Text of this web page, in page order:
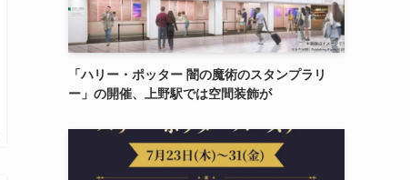
「ハリー・ポッター 闇の魔術のスタンプラリ
ー」の開催、上野駅では空間装飾が